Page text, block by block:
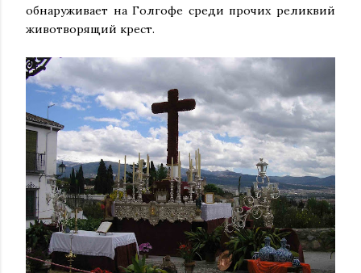
обнаруживает на Голгофе среди прочих реликвий
животворящий крест.